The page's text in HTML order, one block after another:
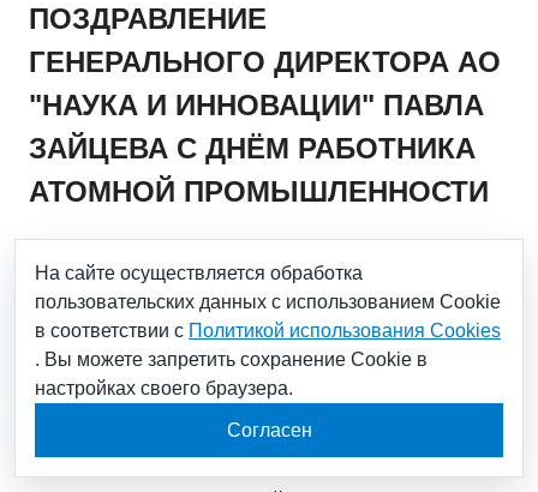
ПОЗДРАВЛЕНИЕ
ГЕНЕРАЛЬНОГО ДИРЕКТОРА АО
"НАУКА И ИННОВАЦИИ" ПАВЛА
ЗАЙЦЕВА С ДНЁМ РАБОТНИКА
АТОМНОЙ ПРОМЫШЛЕННОСТИ
28.09.2023
Уважаемые коллеги и друзья! Дорогие ветераны!
Поздравляю вас с Днём работника атомной
На сайте осуществляется обработка
пользовательских данных с использованием Cookie
в соответствии с Политикой использования Cookies
. Вы можете запретить сохранение Cookie в
настройках своего браузера.
Согласен